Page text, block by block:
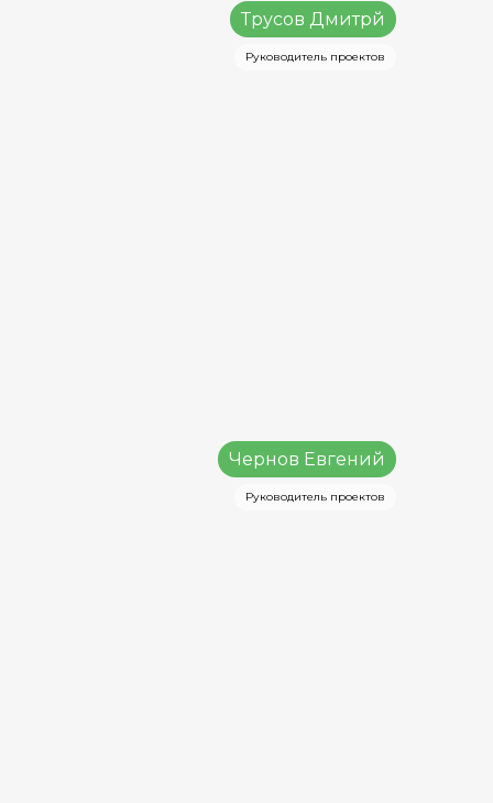
Трусов Дмитрй
Руководитель проектов
Чернов Евгений
Руководитель проектов